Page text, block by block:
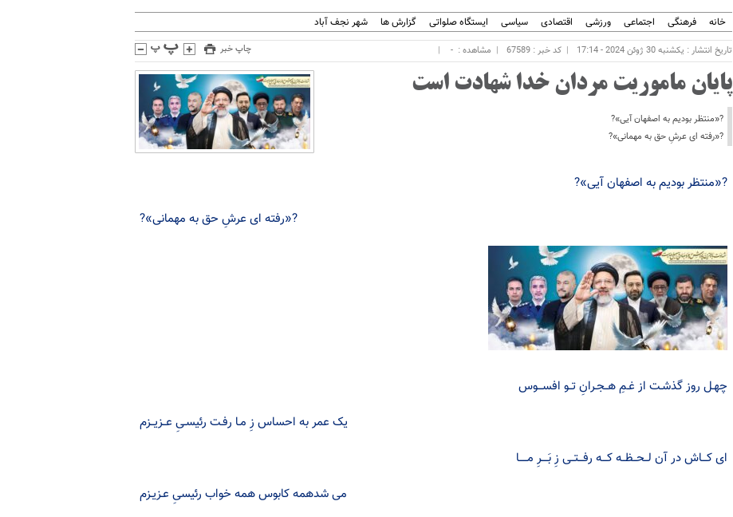
خانه فرهنگی اجتماعی ورزشی اقتصادی سیاسی ایستگاه صلواتی گزارش ها شهر نجف آباد
تاریخ انتشار : یکشنبه 30 ژوئن 2024 - 17:14 کد خبر : 67589 مشاهده : - چاپ خبر
پایان ماموریت مردان خدا شهادت است
?«منتظر بودیم به اصفهان آیی»?
?«رفته ای عرشِ حق به مهمانی»?
?«منتظر بودیم به اصفهان آیی»?
?«رفته ای عرشِ حق به مهمانی»?
چهـل روز گذشـت از غـمِ هــجـرانِ تــو افســـوس
یک عمر به احساس زِ مـا رفـت رئیسـیِ عــزیــزم
ای کـــاش در آن لــحــظــه کـــه رفـــتــی زِ بَــــرِ مـــــا
می شدهمه کابوس همه خواب رئیسیِ عـزیـزم